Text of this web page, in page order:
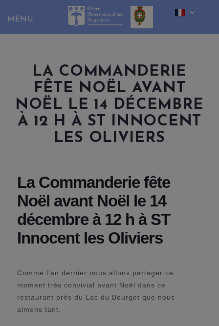
content
LA COMMANDERIE
FÊTE NOËL AVANT
NOËL LE 14 DÉCEMBRE
À 12 H À ST INNOCENT
LES OLIVIERS
La Commanderie fête
Noël avant Noël le 14
décembre à 12 h à ST
Innocent les Oliviers
Comme l’an dernier nous allons partager ce
moment très convivial avant Noël dans ce
restaurant près du Lac du Bourget que nous
aimons tant.